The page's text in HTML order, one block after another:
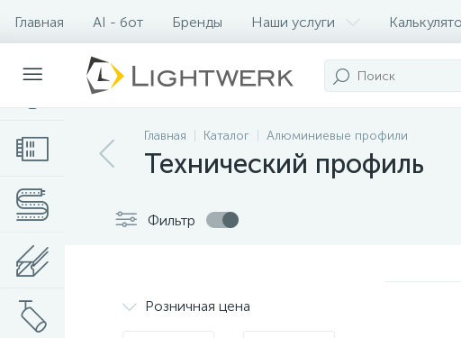
Главная AI - бот Бренды Наши услуги
Контакты
Главная Каталог Алюминиевые профили
Технический профиль
Фильтр
Розничная цена